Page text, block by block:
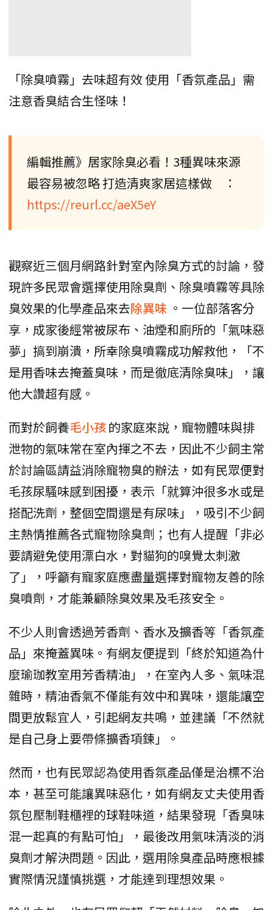
「除臭噴霧」去味超有效 使用「香氛產品」需
注意香臭結合生怪味！
編輯推薦》居家除臭必看！3種異味來源
最容易被忽略 打造清爽家居這樣做 ：
https://reurl.cc/aeX5eY
觀察近三個月網路針對室內除臭方式的討論，發
現許多民眾會選擇使用除臭劑、除臭噴霧等具除
臭效果的化學產品來去除異味 。一位部落客分
享，成家後經常被尿布、油煙和廁所的「氣味惡
夢」搞到崩潰，所幸除臭噴霧成功解救他，「不
是用香味去掩蓋臭味，而是徹底清除臭味」，讓
他大讚超有感。
而對於飼養毛小孩的家庭來說，寵物體味與排
泄物的氣味常在室內揮之不去，因此不少飼主常
於討論區請益消除寵物臭的辦法，如有民眾便對
毛孩尿騷味感到困擾，表示「就算沖很多水或是
搭配洗劑，整個空間還是有尿味」，吸引不少飼
主熱情推薦各式寵物除臭劑；也有人提醒「非必
要請避免使用漂白水，對貓狗的嗅覺太刺激
了」，呼籲有寵家庭應盡量選擇對寵物友善的除
臭噴劑，才能兼顧除臭效果及毛孩安全。
不少人則會透過芳香劑、香水及擴香等「香氛產
品」來掩蓋異味。有網友便提到「終於知道為什
麼瑜珈教室用芳香精油」，在室內人多、氣味混
雜時，精油香氣不僅能有效中和異味，還能讓空
間更放鬆宜人，引起網友共鳴，並建議「不然就
是自己身上要帶條擴香項鍊」。
然而，也有民眾認為使用香氛產品僅是治標不治
本，甚至可能讓異味惡化，如有網友丈夫使用香
氛包壓制鞋櫃裡的球鞋味道，結果發現「香臭味
混一起真的有點可怕」，最後改用氣味清淡的消
臭劑才解決問題。因此，選用除臭產品時應根據
實際情況謹慎挑選，才能達到理想效果。